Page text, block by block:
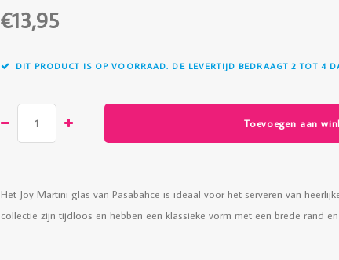
€13,95
DIT PRODUCT IS OP VOORRAAD. DE LEVERTIJD BEDRAAGT 2 TOT 4
Toevoegen aan
Het Joy Martini glas van Pasabahce is ideaal voor het serveren van
collectie zijn tijdloos en hebben een klassieke vorm met een brede rand